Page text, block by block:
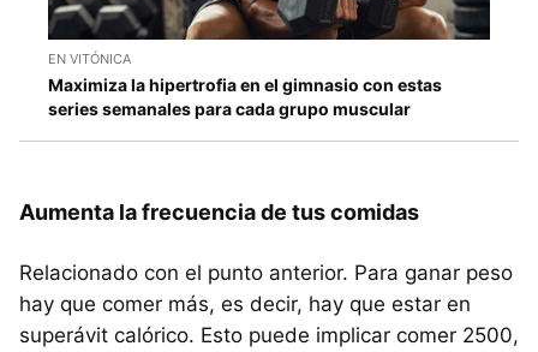
EN VITÓNICA
Maximiza la hipertrofia en el gimnasio con estas
series semanales para cada grupo muscular
Aumenta la frecuencia de tus comidas
Relacionado con el punto anterior. Para ganar peso
hay que comer más, es decir, hay que estar en
superávit calórico. Esto puede implicar comer 2500,